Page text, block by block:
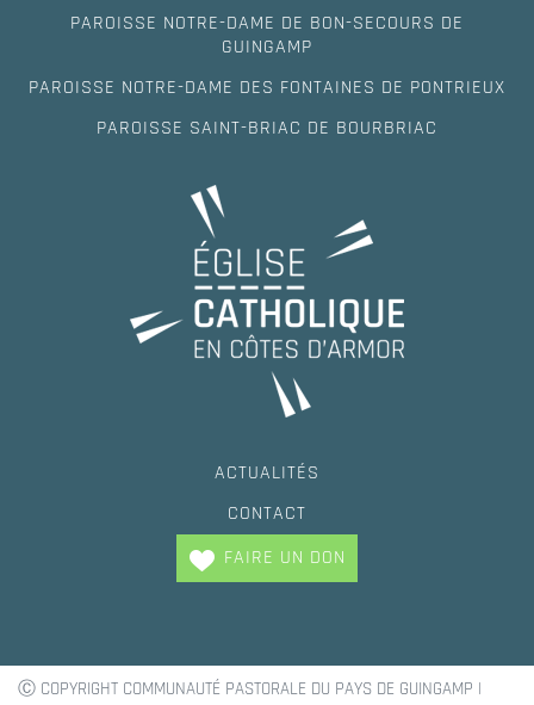
PAROISSE NOTRE-DAME DE BON-SECOURS DE
GUINGAMP
PAROISSE NOTRE-DAME DES FONTAINES DE PONTRIEUX
PAROISSE SAINT-BRIAC DE BOURBRIAC
ACTUALITÉS
CONTACT
FAIRE UN DON
Ⓒ COPYRIGHT COMMUNAUTÉ PASTORALE DU PAYS DE GUINGAMP |